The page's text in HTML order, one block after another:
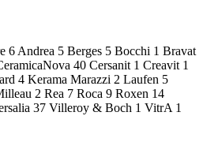
6 Andrea 5 Berges 5 Bocchi 1 Bravat
40 Cersanit 1 Creavit 1
4 Kerama Marazzi 2 Laufen 5
2 Rea 7 Roca 9 Roxen 14
37 Villeroy & Boch 1 VitrA 1